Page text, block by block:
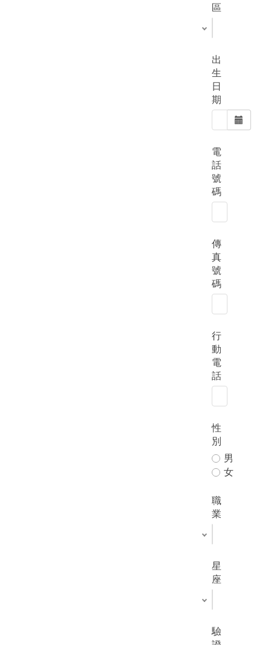
區
出
生
日
期
電
話
號
碼
傳
真
號
碼
行
動
電
話
性
別
男
女
職
業
星
座
驗